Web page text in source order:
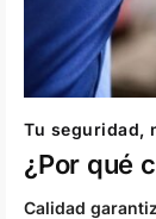
Tu seguridad,
¿Por qué
Calidad